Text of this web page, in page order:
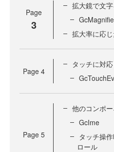
Page
3
拡大鏡で文
拡大率に応
Page 4
タッチに対
Page 5
他のコンポ
GcIme
タッチ操
ロール